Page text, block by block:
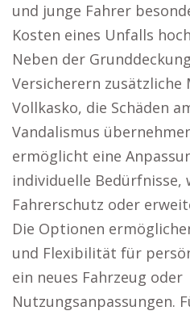
und junge Fahrer
Kosten eines Unfalls
Neben der
Versicherern zusätzliche
Vollkasko, die Schäden
Vandalismus
ermöglicht eine
individuelle Bedürfnisse,
Fahrerschutz oder
Die Optionen
und Flexibilität für
ein neues Fahrzeug oder
Nutzungsanpassungen.